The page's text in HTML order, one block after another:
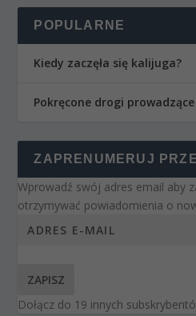
POPULARNE
Kiedy zaczęła się kalijuga?
Pokręcone drogi
ZAPRENUMERUJ
Wprowadź swój adres email aby
otrzymywać powiadomienia o
ZAPISZ
Dołącz do 19 innych